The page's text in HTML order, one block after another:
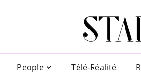
People Télé-Réalité